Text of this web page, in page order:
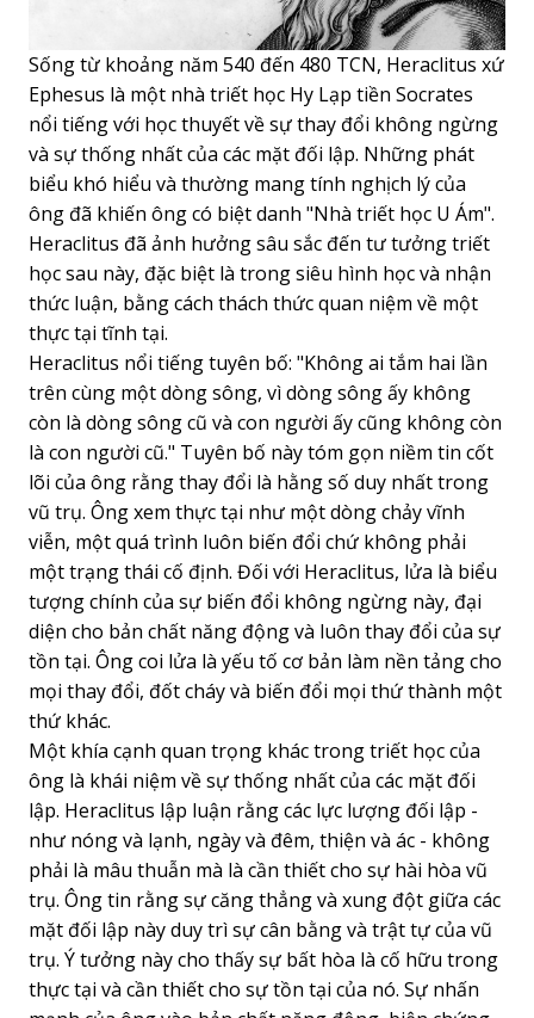
Sống từ khoảng năm 540 đến 480 TCN, Heraclitus xứ
Ephesus là một nhà triết học Hy Lạp tiền Socrates
nổi tiếng với học thuyết về sự thay đổi không ngừng
và sự thống nhất của các mặt đối lập. Những phát
biểu khó hiểu và thường mang tính nghịch lý của
ông đã khiến ông có biệt danh "Nhà triết học U Ám".
Heraclitus đã ảnh hưởng sâu sắc đến tư tưởng triết
học sau này, đặc biệt là trong siêu hình học và nhận
thức luận, bằng cách thách thức quan niệm về một
thực tại tĩnh tại.
Heraclitus nổi tiếng tuyên bố: "Không ai tắm hai lần
trên cùng một dòng sông, vì dòng sông ấy không
còn là dòng sông cũ và con người ấy cũng không còn
là con người cũ." Tuyên bố này tóm gọn niềm tin cốt
lõi của ông rằng thay đổi là hằng số duy nhất trong
vũ trụ. Ông xem thực tại như một dòng chảy vĩnh
viễn, một quá trình luôn biến đổi chứ không phải
một trạng thái cố định. Đối với Heraclitus, lửa là biểu
tượng chính của sự biến đổi không ngừng này, đại
diện cho bản chất năng động và luôn thay đổi của sự
tồn tại. Ông coi lửa là yếu tố cơ bản làm nền tảng cho
mọi thay đổi, đốt cháy và biến đổi mọi thứ thành một
thứ khác.
Một khía cạnh quan trọng khác trong triết học của
ông là khái niệm về sự thống nhất của các mặt đối
lập. Heraclitus lập luận rằng các lực lượng đối lập -
như nóng và lạnh, ngày và đêm, thiện và ác - không
phải là mâu thuẫn mà là cần thiết cho sự hài hòa vũ
trụ. Ông tin rằng sự căng thẳng và xung đột giữa các
mặt đối lập này duy trì sự cân bằng và trật tự của vũ
trụ. Ý tưởng này cho thấy sự bất hòa là cố hữu trong
thực tại và cần thiết cho sự tồn tại của nó. Sự nhấn